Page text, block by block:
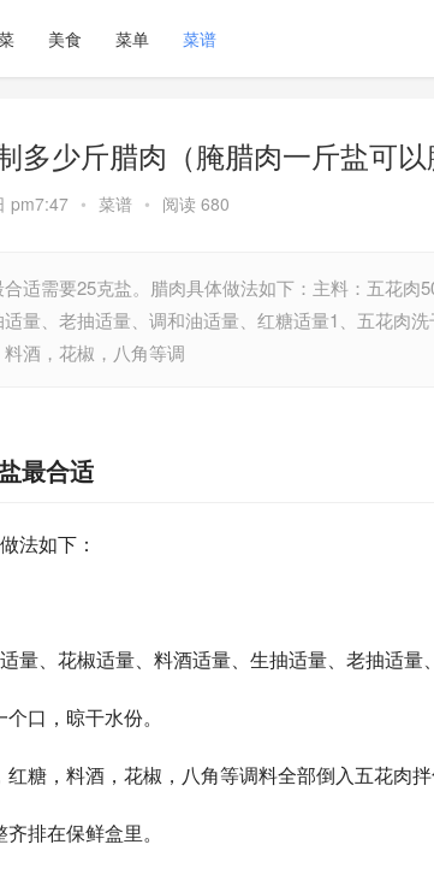
美食 菜单 菜谱
多少斤腊肉（腌腊肉一斤盐可以
pm7:47 • 菜谱 • 阅读 680
适需要25克盐。腊肉具体做法如下：主料：五花肉
量、老抽适量、调和油适量、红糖适量1、五花肉
酒，花椒，八角等调
最合适
法如下：
量、花椒适量、料酒适量、生抽适量、老抽适量
口，晾干水份。
糖，料酒，花椒，八角等调料全部倒入五花肉拌
排在保鲜盒里。